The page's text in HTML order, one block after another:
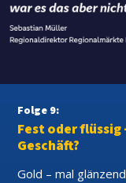
Folge 9:
Fest oder
Geschäft?
Gold – mal